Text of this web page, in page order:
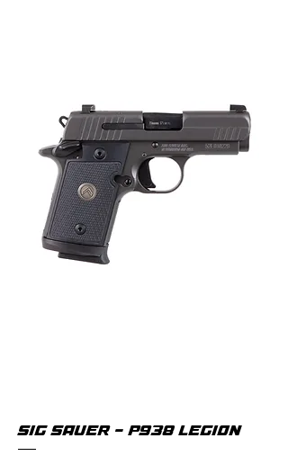
SIG SAUER - P938 LEGION